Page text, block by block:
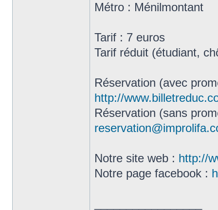
Métro : Ménilmontant
Tarif : 7 euros
Tarif réduit (étudiant,
Réservation (avec
http://
Réservation (sans
Notre site web : http://
Notre page facebook :